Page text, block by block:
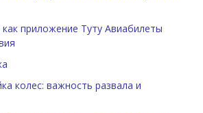
приложение Туту Авиабилеты
колес: важность развала и